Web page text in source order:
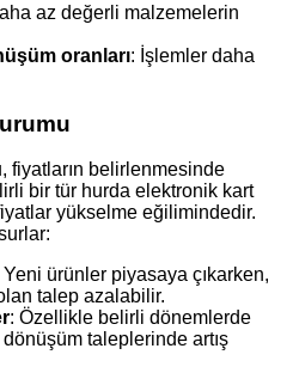
az değerli malzemelerin
oranları: İşlemler daha
fiyatların belirlenmesinde
bir tür hurda elektronik kart
yükselme eğilimindedir.
Yeni ürünler piyasaya çıkarken,
talep azalabilir.
: Özellikle belirli dönemlerde
taleplerinde artış